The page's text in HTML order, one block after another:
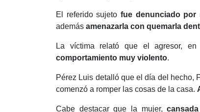
El referido sujeto fue denunciado por
además amenazarla con quemarla
La víctima relató que el agresor, en
comportamiento muy violento.
Pérez Luis detalló que el día del hecho,
comenzó a romper las cosas de la casa.
Cabe destacar que la mujer,